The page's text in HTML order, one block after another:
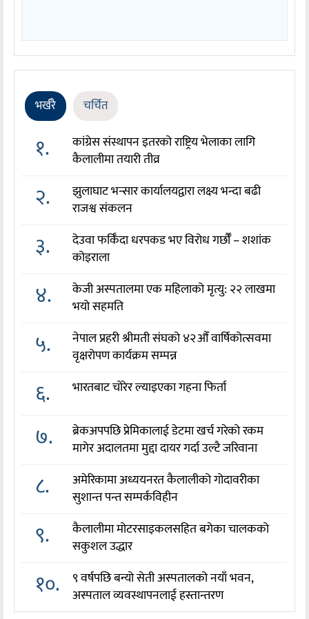
भर्खरै चर्चित
१.
कांग्रेस संस्थापन इतरको राष्ट्रिय भेलाका लागि
कैलालीमा तयारी तीव्र
२.
झुलाघाट भन्सार कार्यालयद्वारा लक्ष्य भन्दा बढी
राजश्व संकलन
३.
देउवा फर्किँदा धरपकड भए विरोध गर्छौँं – शशांक
कोइराला
४.
केजी अस्पतालमा एक महिलाको मृत्यु: २२ लाखमा
भयो सहमति
५.
नेपाल प्रहरी श्रीमती संघको ४२औँ वार्षिकोत्सवमा
वृक्षरोपण कार्यक्रम सम्पन्न
६. भारतबाट चोरेर ल्याइएका गहना फिर्ता
७.
ब्रेकअपपछि प्रेमिकालाई डेटमा खर्च गरेको रकम
मागेर अदालतमा मुद्दा दायर गर्दा उल्टै जरिवाना
८.
अमेरिकामा अध्ययनरत कैलालीको गोदावरीका
सुशान्त पन्त सम्पर्कविहीन
९.
कैलालीमा मोटरसाइकलसहित बगेका चालकको
सकुशल उद्धार
१०.
९ वर्षपछि बन्यो सेती अस्पतालको नयाँ भवन,
अस्पताल व्यवस्थापनलाई हस्तान्तरण